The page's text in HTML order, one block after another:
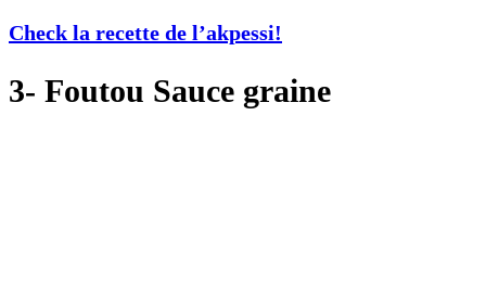
Check la recette de l’akpessi!
3- Foutou Sauce graine